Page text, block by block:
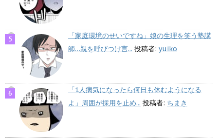
「家庭環境のせいですね」娘の生理を笑う塾講
師…親を呼びつけ言... 投稿者: yuiko
「1人病気になったら何日も休むようになる
よ」周囲が採用を止め... 投稿者: ちまき